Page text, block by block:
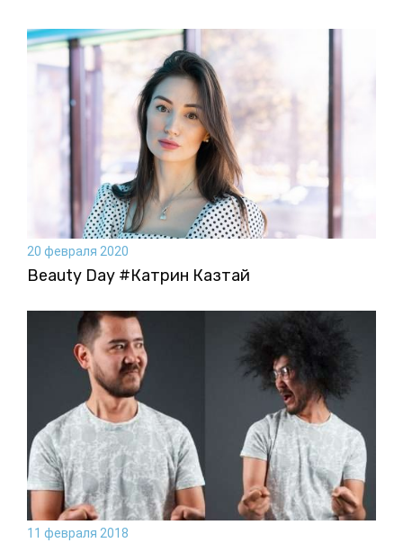
20 февраля 2020
Beauty Day #Катрин Казтай
11 февраля 2018